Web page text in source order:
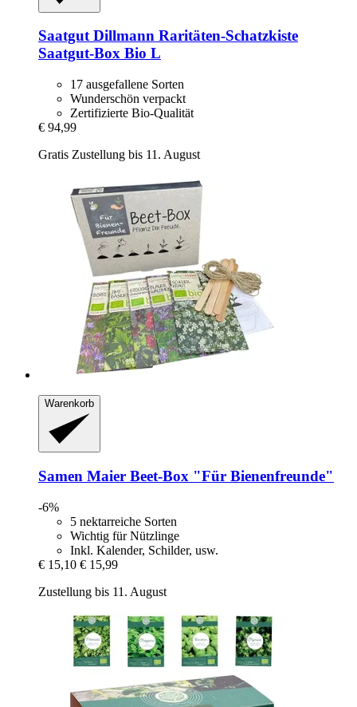
Saatgut Dillmann Raritäten-​Schatzkiste
Saatgut-​Box Bio L
17 ausgefallene Sorten
Wunderschön verpackt
Zertifizierte Bio-Qualität
€ 94,99
Gratis Zustellung bis 11. August
Warenkorb
Samen Maier Beet-​Box "Für Bienenfreunde"
-6%
5 nektarreiche Sorten
Wichtig für Nützlinge
Inkl. Kalender, Schilder, usw.
€ 15,10 € 15,99
Zustellung bis 11. August